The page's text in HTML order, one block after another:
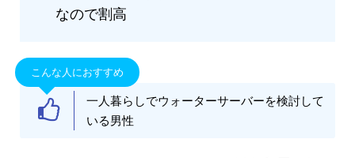
なので割高
こんな人におすすめ
一人暮らしでウォーターサーバーを検討して
いる男性